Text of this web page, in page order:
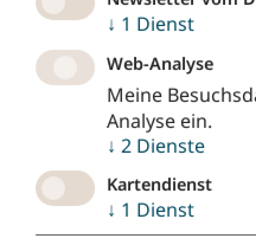
Bitte/Fürbitte
Trauung
Mehrsprachiger Text
Die Sonne sinkt ins
Nr. 24 • freiTöne
Frieden
↓ 1 Dienst
Web-Analyse
Meine
Analyse ein.
↓ 2 Dienste
Kartendienst
↓ 1 Dienst